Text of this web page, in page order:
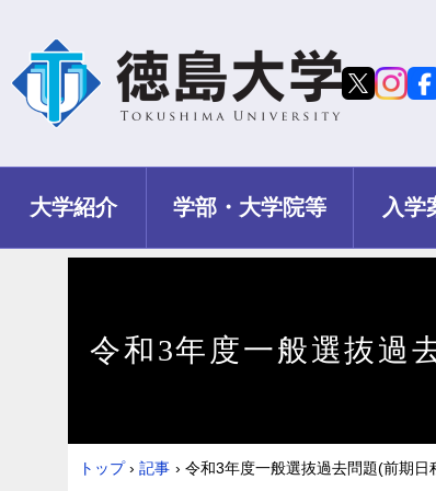
大学紹介 学部・大学院等 入学
令和3年度一般選抜過
トップ › 記事 › 令和3年度一般選抜過去問題(前期日